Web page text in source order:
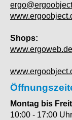
Shops:
www.ergoweb.de
Montag bis
10:00 - 17:00 Uhr